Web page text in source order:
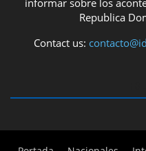
informar sobre los
Republica
Contact us: